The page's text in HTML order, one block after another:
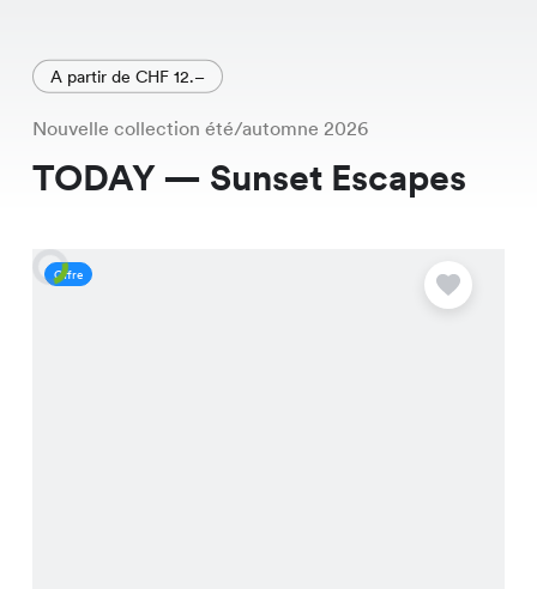
A partir de CHF 12.–
Nouvelle collection été/automne 2026
TODAY — Sunset Escapes
Offre